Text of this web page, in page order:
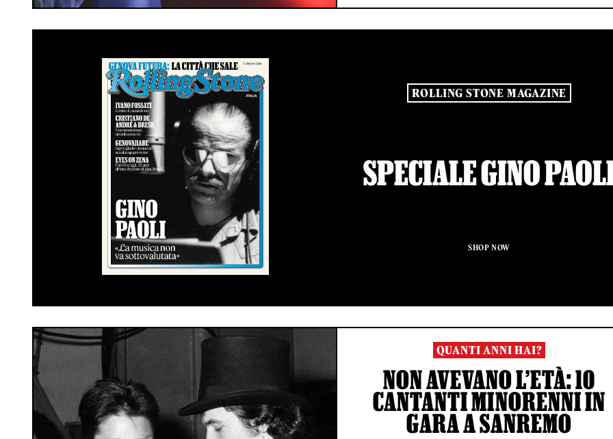
ROLLING STONE MAGAZINE
SPECIALE GINO
SHOP NOW
QUANTI ANNI HAI?
NON AVEVANO L’ETÀ: 10
CANTANTI MINORENNI IN
GARA A SANREMO